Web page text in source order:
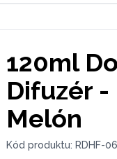
120ml
Difuzér -
Melón
Kód produktu: RDHF-06